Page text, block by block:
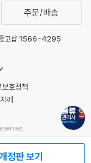
정판 보기
주문/배송
고샵 1566-4295
보호정책
께